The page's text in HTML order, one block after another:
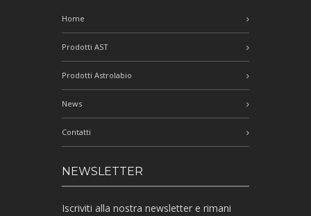
Home
Prodotti AST
Prodotti Astrolabio
News
Contatti
NEWSLETTER
Iscriviti alla nostra newsletter e rimani